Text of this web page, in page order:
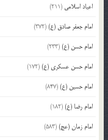
اعیاد اسلامی (211)
امام جعفر صادق (ع)(372)
امام حسن (ع)(233)
امام حسن عسکری (ع)(172)
امام حسین (ع)(847)
امام رضا (ع)(182)
امام زمان (عج)(583)